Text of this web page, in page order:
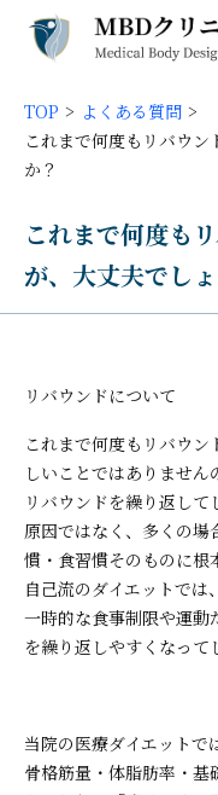
TOP
よくある質問
これまで何度もリバウ
か？
これまで何度も
が、大丈夫でし
リバウンドについて
これまで何度もリバウ
しいことではありません
リバウンドを繰り返し
原因ではなく、多くの
慣・食習慣そのものに根
自己流のダイエットでは
一時的な食事制限や運動
を繰り返しやすくなって
当院の医療ダイエット
骨格筋量・体脂肪率・